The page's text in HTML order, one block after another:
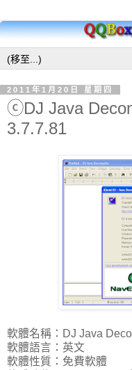
2011年1月20日 星期四
ⓒDJ Java
3.7.7.81
軟體名稱：DJ Java
軟體語言：英文
軟體性質：免費軟體